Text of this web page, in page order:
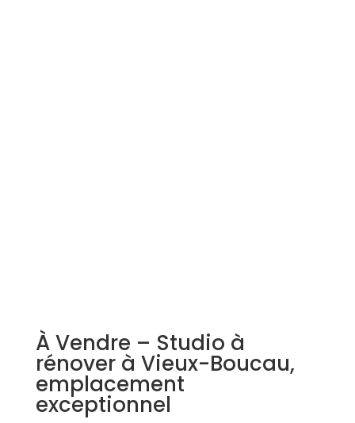
À Vendre – Studio à
rénover à Vieux-Boucau,
emplacement
exceptionnel